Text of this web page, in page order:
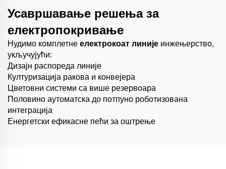
Усавршавање решења за
електропокривање
Нудимо комплетне електрокоат линије инжењерство,
укључујући:
Дизајн распореда линије
Културизација ракова и конвејера
Цветовни системи са више резервоара
Половино аутоматска до потпуно роботизована
интеграција
Енергетски ефикасне пећи за оштрење